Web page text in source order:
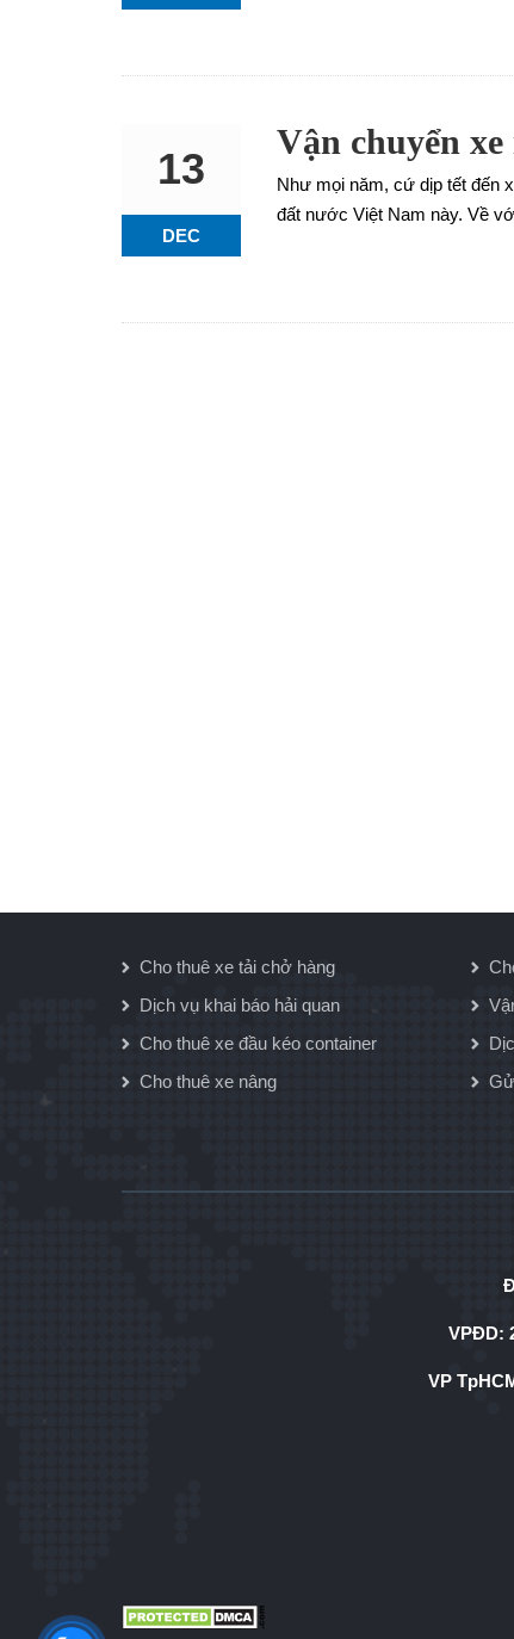
13
DEC
Vận chuyển
Như mọi năm, cứ dịp tết đến
đất nước Việt Nam này. Về
Cho thuê xe tải chở hàng
Dịch vụ khai báo hải quan
Cho thuê xe đầu kéo container
Cho thuê xe nâng
VPĐD:
VP